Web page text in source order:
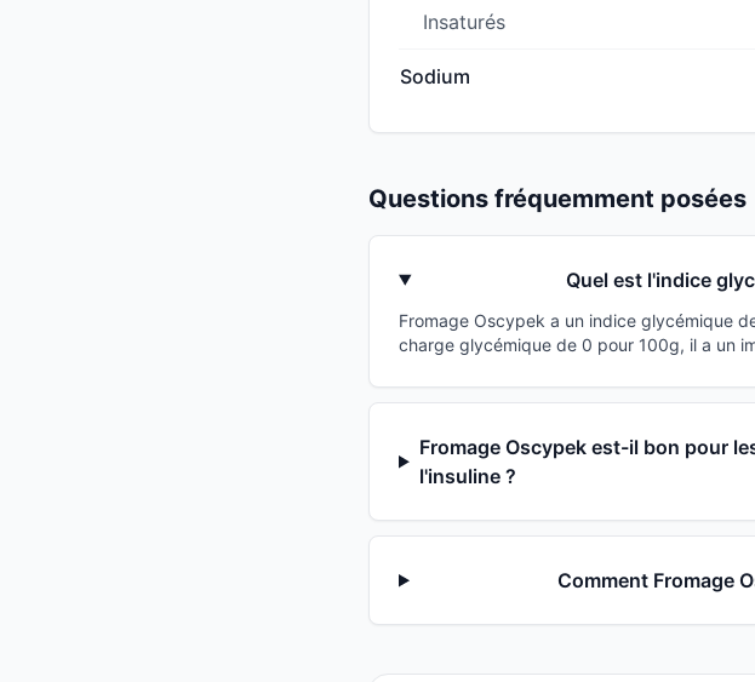
Insaturés
Sodium
Questions fréquemment posées
Quel est l'indice
Fromage Oscypek a un indice glycémique
charge glycémique de 0 pour 100g, il a un
Fromage Oscypek est-il bon pour
l'insuline ?
Comment Fromage